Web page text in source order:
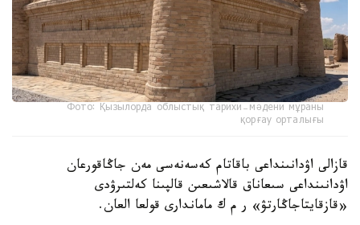
Фото: Қызылорда облыстық тарихи-мәдени мұраны
қорғау орталығы
قازالى اۋدانىنداعى باقاتام كەسەنەسى مەن جاڭاقورعان
اۋدانىنداعى سىعاناق قالاشىعىن قالپىنا كەلتىرۋدى
«قازقايتاجاڭارتۋ» ر م ك ماماندارى قولعا العان.